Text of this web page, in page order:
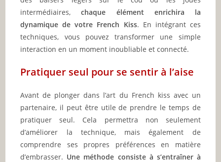
intermédiaires,chaque élément enrichira la
dynamique de votre French Kiss. En intégrant ces
techniques, vous pouvez transformer une simple
interaction en un moment inoubliable et connecté.
Pratiquer seul pour se sentir à l’aise
Avant de plonger dans l’art du French kiss avec un
partenaire, il peut être utile de prendre le temps de
pratiquer seul. Cela permettra non seulement
d’améliorer la technique, mais également de
comprendre ses propres préférences en matière
d’embrasser. Une méthode consiste à s’entraîner à